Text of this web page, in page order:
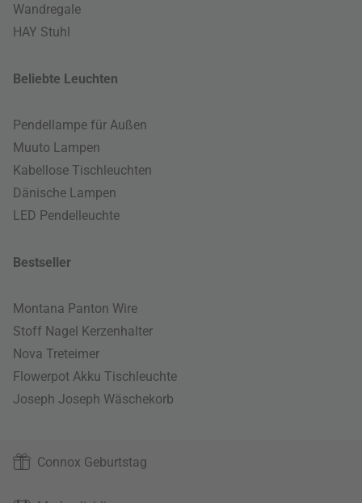
Wandregale
HAY Stuhl
Beliebte Leuchten
Pendellampe für Außen
Muuto Lampen
Kabellose Tischleuchten
Dänische Lampen
LED Pendelleuchte
Bestseller
Montana Panton Wire
Stoff Nagel Kerzenhalter
Nova Treteimer
Flowerpot Akku Tischleuchte
Joseph Joseph Wäschekorb
Connox Geburtstag